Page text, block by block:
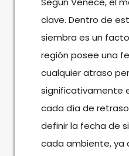
clave. Dentro de
siembra es un
región posee una
cualquier atraso
significativamente
cada día de
definir la fecha de
cada ambiente, ya